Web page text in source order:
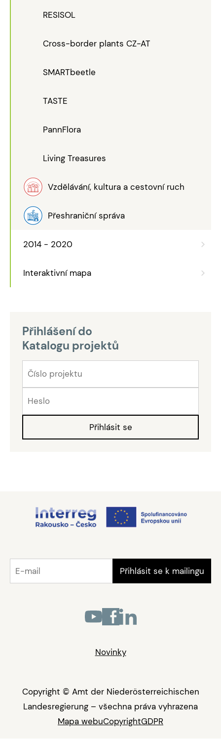
RESISOL
Cross-border plants CZ-AT
SMARTbeetle
TASTE
PannFlora
Living Treasures
Vzdělávání, kultura a cestovní ruch
Přeshraniční správa
2014 - 2020
Interaktivní mapa
Přihlášení do
Katalogu projektů
Novinky
Copyright © Amt der Niederösterreichischen
Landesregierung – všechna práva vyhrazena
Mapa webuCopyrightGDPR